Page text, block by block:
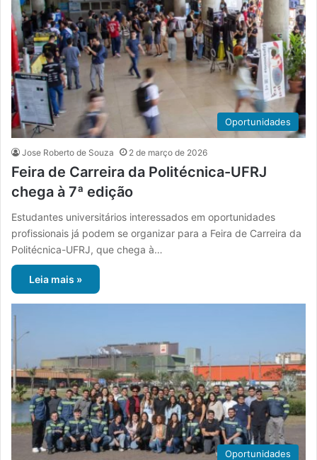
Oportunidades
Jose Roberto de Souza 2 de março de 2026
Feira de Carreira da Politécnica-UFRJ
chega à 7ª edição
Estudantes universitários interessados em oportunidades
profissionais já podem se organizar para a Feira de Carreira da
Politécnica-UFRJ, que chega à…
Leia mais »
Oportunidades